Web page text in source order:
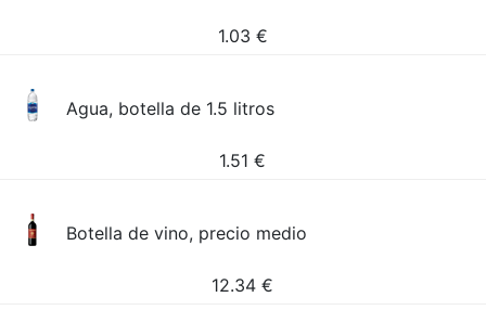
1.03 €
Agua, botella de 1.5 litros
1.51 €
Botella de vino, precio medio
12.34 €